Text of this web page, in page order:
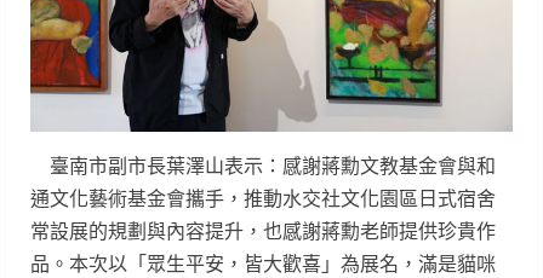
臺南市副市長葉澤山表示：感謝蔣勳文教基金會與和
通文化藝術基金會攜手，推動水交社文化園區日式宿舍
常設展的規劃與內容提升，也感謝蔣勳老師提供珍貴作
品。本次以「眾生平安，皆大歡喜」為展名，滿是貓咪